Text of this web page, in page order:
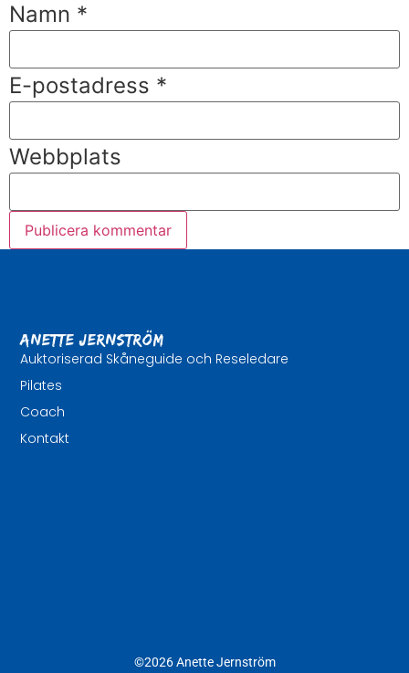
Namn *
E-postadress *
Webbplats
Anette Jernström
Auktoriserad Skåneguide och Reseledare
Pilates
Coach
Kontakt
©2026 Anette Jernström